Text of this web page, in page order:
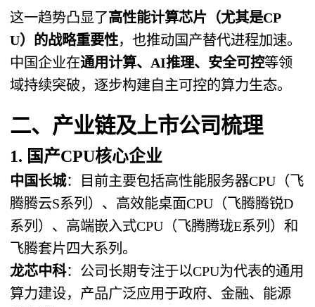
这一趋势凸显了高性能计算芯片（尤其是CP
U）的战略重要性，也推动国产替代进程加速。
中国企业在通用计算、AI推理、安全可控等领
域持续突破，逐步构建自主可控的算力生态。
二、产业链及上市公司梳理
1. 国产CPU核心企业
中国长城：目前主要包括高性能服务器CPU（飞
腾腾云S系列）、高效能桌面CPU（飞腾腾锐D
系列）、高端嵌入式CPU（飞腾腾珑E系列）和
飞腾套片四大系列。
龙芯中科：公司长期专注于以CPU为代表的通用
算力建设，产品广泛应用于政府、金融、能源